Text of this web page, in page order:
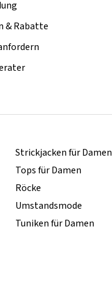
& Rabatte
Strickjacken für Damen
Tops für Damen
Röcke
Umstandsmode
Tuniken für Damen